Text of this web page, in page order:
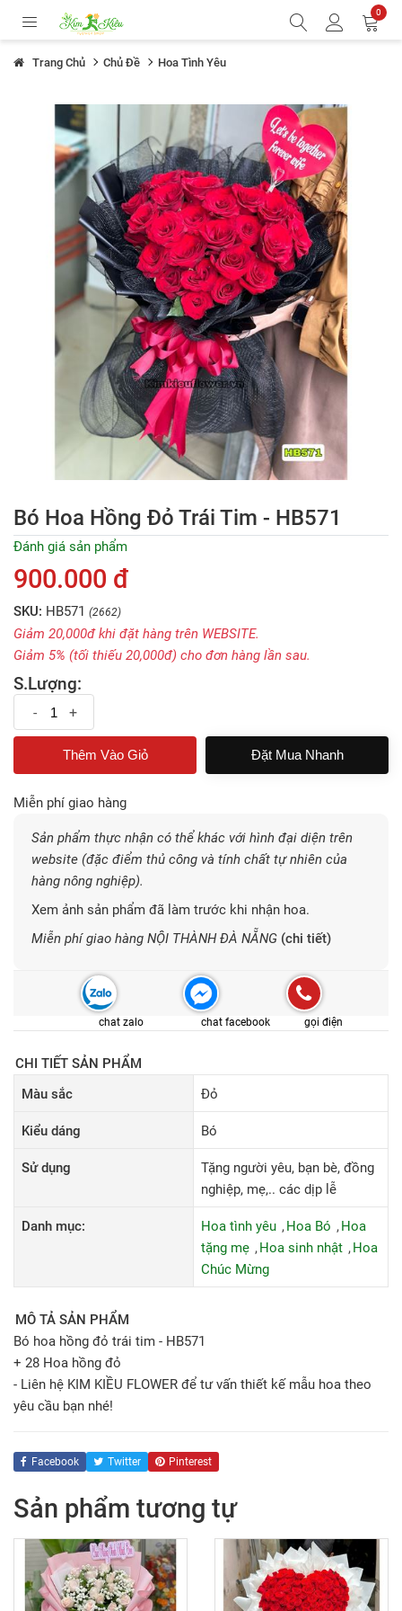
0
Trang Chủ Chủ Đề Hoa Tình Yêu
Bó Hoa Hồng Đỏ Trái Tim - HB571
Đánh giá sản phẩm
900.000 đ
SKU: HB571 (2662)
Giảm 20,000đ khi đặt hàng trên WEBSITE.
Giảm 5% (tối thiếu 20,000đ) cho đơn hàng lần sau.
S.Lượng:
- +
Đặt Mua Nhanh
Miễn phí giao hàng
Sản phẩm thực nhận có thể khác với hình đại diện trên
website (đặc điểm thủ công và tính chất tự nhiên của
hàng nông nghiệp).
Xem ảnh sản phẩm đã làm trước khi nhận hoa.
Miễn phí giao hàng NỘI THÀNH ĐÀ NẴNG (chi tiết)
chat zalo chat facebook gọi điện
CHI TIẾT SẢN PHẨM
Màu sắc
Đỏ
Kiểu dáng Bó
Sử dụng
Tặng người yêu, bạn bè, đồng
nghiệp, mẹ,.. các dịp lễ
Danh mục: Hoa tình yêu Hoa Bó
Hoa
tặng mẹ
Hoa sinh nhật
Hoa
Chúc Mừng
MÔ TẢ SẢN PHẨM
Bó hoa hồng đỏ trái tim - HB571
+ 28 Hoa hồng đỏ
- Liên hệ KIM KIỀU FLOWER để tư vấn thiết kế mẫu hoa theo
yêu cầu bạn nhé!
Facebook Twitter Pinterest
Sản phẩm tương tự